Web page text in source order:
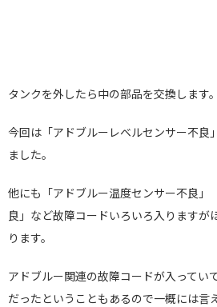
タンクを外したら中の部品を交換します。
今回は「アドブルーレベルセンサー不良
ました。
他にも「アドブルー温度センサー不良」
良」など故障コードいろいろ入りますが
ります。
アドブルー関連の故障コードが入ってい
だったということもあるので一概には言